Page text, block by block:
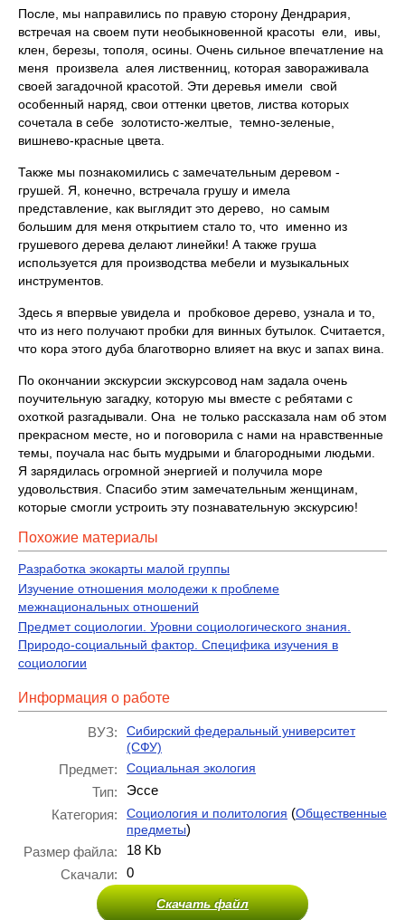
После, мы направились по правую сторону Дендрария,
встречая на своем пути необыкновенной красоты ели, ивы,
клен, березы, тополя, осины. Очень сильное впечатление на
меня произвела алея лиственниц, которая завораживала
своей загадочной красотой. Эти деревья имели свой
особенный наряд, свои оттенки цветов, листва которых
сочетала в себе золотисто-желтые, темно-зеленые,
вишнево-красные цвета.
Также мы познакомились с замечательным деревом -
грушей. Я, конечно, встречала грушу и имела
представление, как выглядит это дерево, но самым
большим для меня открытием стало то, что именно из
грушевого дерева делают линейки! А также груша
используется для производства мебели и музыкальных
инструментов.
Здесь я впервые увидела и пробковое дерево, узнала и то,
что из него получают пробки для винных бутылок. Считается,
что кора этого дуба благотворно влияет на вкус и запах вина.
По окончании экскурсии экскурсовод нам задала очень
поучительную загадку, которую мы вместе с ребятами с
охоткой разгадывали. Она не только рассказала нам об этом
прекрасном месте, но и поговорила с нами на нравственные
темы, поучала нас быть мудрыми и благородными людьми.
Я зарядилась огромной энергией и получила море
удовольствия. Спасибо этим замечательным женщинам,
которые смогли устроить эту познавательную экскурсию!
Похожие материалы
Разработка экокарты малой группы
Изучение отношения молодежи к проблеме
межнациональных отношений
Предмет социологии. Уровни социологического знания.
Природо-социальный фактор. Специфика изучения в
социологии
Информация о работе
ВУЗ:
Сибирский федеральный университет
(СФУ)
Предмет: Социальная экология
Тип:
Эссе
Категория:
Социология и политология (Общественные
предметы)
Размер файла:
18 Kb
Скачали:
0
Скачать файл